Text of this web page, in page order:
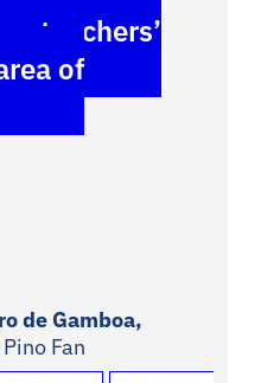
teachers’
of
de Gamboa,
Fan